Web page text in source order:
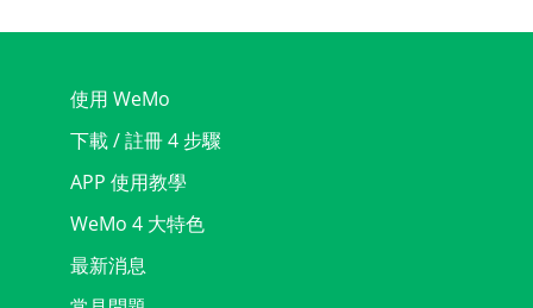
使用 WeMo
下載 / 註冊 4 步驟
APP 使用教學
WeMo 4 大特色
最新消息